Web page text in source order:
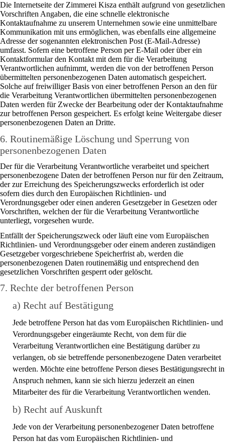
Die Internetseite der Zimmerei Kisza enthält aufgrund von gesetzlichen
Vorschriften Angaben, die eine schnelle elektronische
Kontaktaufnahme zu unserem Unternehmen sowie eine unmittelbare
Kommunikation mit uns ermöglichen, was ebenfalls eine allgemeine
Adresse der sogenannten elektronischen Post (E-Mail-Adresse)
umfasst. Sofern eine betroffene Person per E-Mail oder über ein
Kontaktformular den Kontakt mit dem für die Verarbeitung
Verantwortlichen aufnimmt, werden die von der betroffenen Person
übermittelten personenbezogenen Daten automatisch gespeichert.
Solche auf freiwilliger Basis von einer betroffenen Person an den für
die Verarbeitung Verantwortlichen übermittelten personenbezogenen
Daten werden für Zwecke der Bearbeitung oder der Kontaktaufnahme
zur betroffenen Person gespeichert. Es erfolgt keine Weitergabe dieser
personenbezogenen Daten an Dritte.
6. Routinemäßige Löschung und Sperrung von
personenbezogenen Daten
Der für die Verarbeitung Verantwortliche verarbeitet und speichert
personenbezogene Daten der betroffenen Person nur für den Zeitraum,
der zur Erreichung des Speicherungszwecks erforderlich ist oder
sofern dies durch den Europäischen Richtlinien- und
Verordnungsgeber oder einen anderen Gesetzgeber in Gesetzen oder
Vorschriften, welchen der für die Verarbeitung Verantwortliche
unterliegt, vorgesehen wurde.
Entfällt der Speicherungszweck oder läuft eine vom Europäischen
Richtlinien- und Verordnungsgeber oder einem anderen zuständigen
Gesetzgeber vorgeschriebene Speicherfrist ab, werden die
personenbezogenen Daten routinemäßig und entsprechend den
gesetzlichen Vorschriften gesperrt oder gelöscht.
7. Rechte der betroffenen Person
a) Recht auf Bestätigung
Jede betroffene Person hat das vom Europäischen Richtlinien- und
Verordnungsgeber eingeräumte Recht, von dem für die
Verarbeitung Verantwortlichen eine Bestätigung darüber zu
verlangen, ob sie betreffende personenbezogene Daten verarbeitet
werden. Möchte eine betroffene Person dieses Bestätigungsrecht in
Anspruch nehmen, kann sie sich hierzu jederzeit an einen
Mitarbeiter des für die Verarbeitung Verantwortlichen wenden.
b) Recht auf Auskunft
Jede von der Verarbeitung personenbezogener Daten betroffene
Person hat das vom Europäischen Richtlinien- und